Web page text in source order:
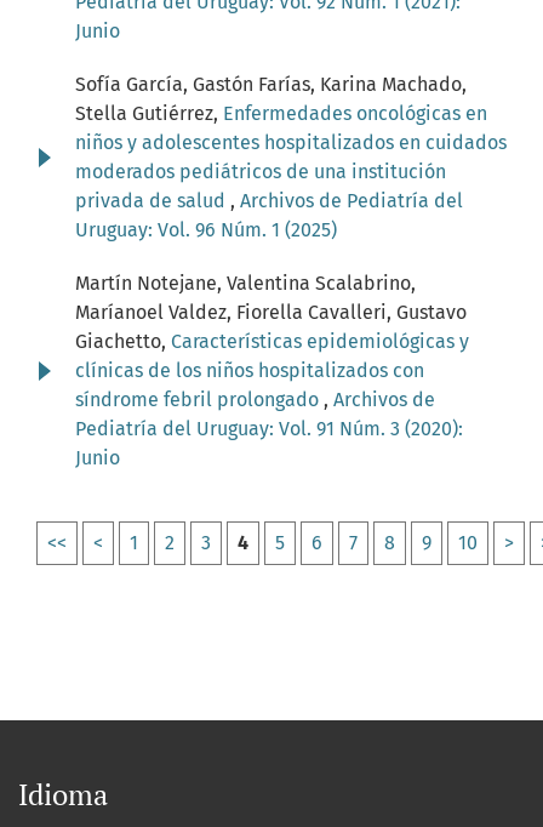
Junio
Sofía García, Gastón Farías, Karina Machado,
Stella Gutiérrez, Enfermedades oncológicas en
niños y adolescentes hospitalizados en cuidados
moderados pediátricos de una institución
privada de salud , Archivos de Pediatría del
Uruguay: Vol. 96 Núm. 1 (2025)
Martín Notejane, Valentina Scalabrino,
Maríanoel Valdez, Fiorella Cavalleri, Gustavo
Giachetto, Características epidemiológicas y
clínicas de los niños hospitalizados con
síndrome febril prolongado , Archivos de
Pediatría del Uruguay: Vol. 91 Núm. 3 (2020):
Junio
<< < 1 2 3 4 5 6 7 8 9 10 >
Idioma